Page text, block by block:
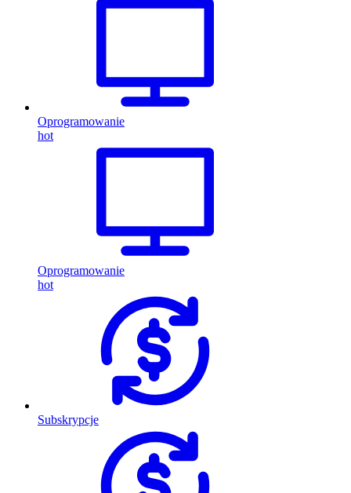
Oprogramowanie
hot
Oprogramowanie
hot
Subskrypcje